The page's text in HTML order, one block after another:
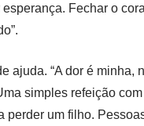
Fechar o
ajuda. “A dor é minha,
simples refeição
perder um filho.